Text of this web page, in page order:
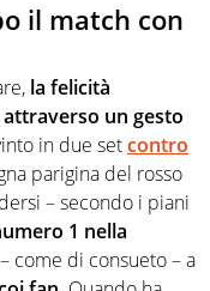
il match con
la felicità
un gesto
in due setcontro
parigina del rosso
– secondo i piani
1 nella
come di consueto – a